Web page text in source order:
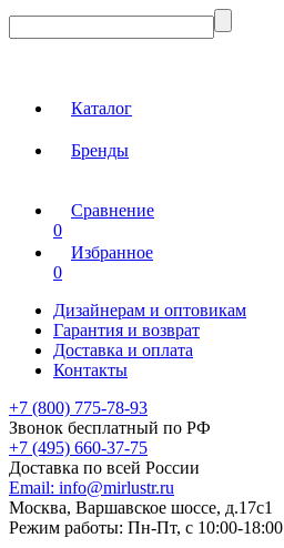
Каталог
Бренды
Сравнение
0
Избранное
0
Дизайнерам и оптовикам
Гарантия и возврат
Доставка и оплата
Контакты
+7 (800) 775-78-93
Звонок бесплатный по РФ
+7 (495) 660-37-75
Доставка по всей России
Email: info@mirlustr.ru
Москва, Варшавское шоссе, д.17c1
Режим работы: Пн-Пт, с 10:00-18:00